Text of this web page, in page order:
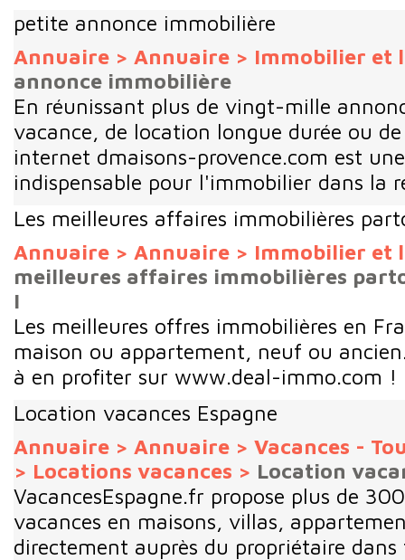
petite annonce immobilière
Annuaire > Annuaire > Immobilier et
annonce immobilière
En réunissant plus de vingt-mille
vacance, de location longue durée ou
internet dmaisons-provence.com est
indispensable pour l'immobilier dans la
Les meilleures affaires immobilières
Annuaire > Annuaire > Immobilier et
meilleures affaires immobilières
I
Les meilleures offres immobilières en
maison ou appartement, neuf ou
à en profiter sur www.deal-immo.com !
Location vacances Espagne
Annuaire > Annuaire > Vacances -
> Locations vacances > Location
VacancesEspagne.fr propose plus de
vacances en maisons, villas,
directement auprès du propriétaire